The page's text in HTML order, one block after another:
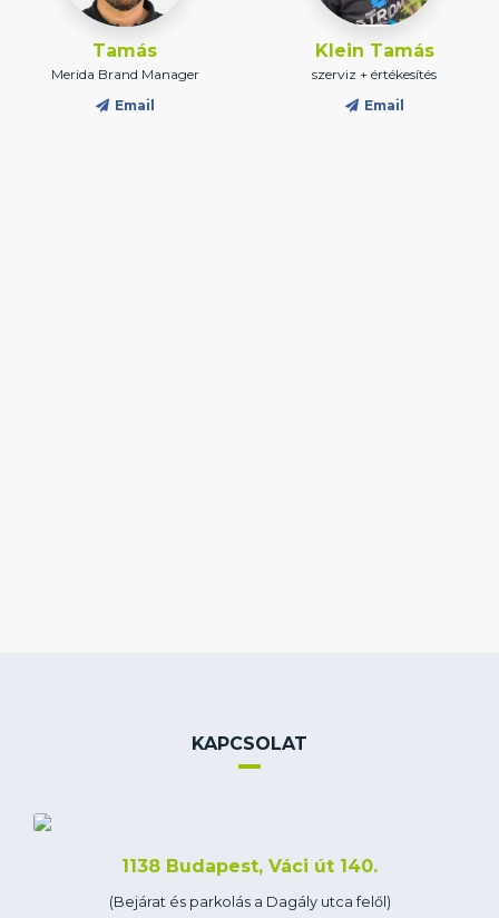
Tamás
Merida Brand Manager
Email
Klein Tamás
szerviz + értékesítés
Email
KAPCSOLAT
1138 Budapest, Váci út 140.
(Bejárat és parkolás a Dagály utca felől)